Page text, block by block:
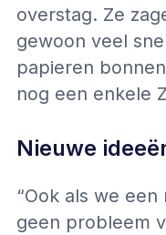
overstag. Ze
gewoon veel
papieren
nog een enkele
Nieuwe
“Ook als we
geen probleem